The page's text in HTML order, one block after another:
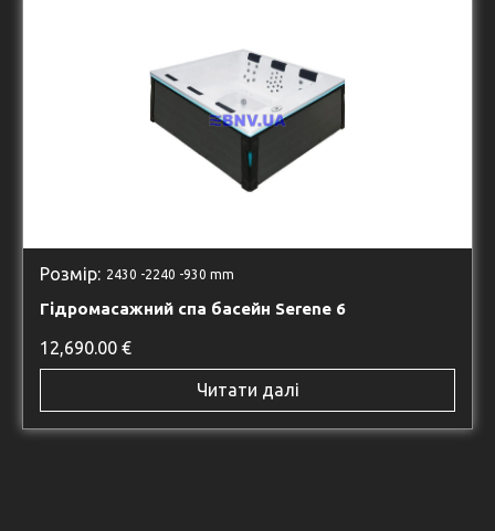
Розмір: 2430 -2240 -930 mm
Гідромасажний спа басейн Serene 6
12,690.00 €
Читати далі